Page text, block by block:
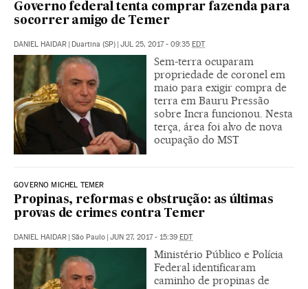
Governo federal tenta comprar fazenda para
socorrer amigo de Temer
DANIEL HAIDAR | Duartina (SP) | JUL 25, 2017 - 09:35 EDT
Sem-terra ocuparam
propriedade de coronel em
maio para exigir compra de
terra em Bauru Pressão
sobre Incra funcionou. Nesta
terça, área foi alvo de nova
ocupação do MST
GOVERNO MICHEL TEMER
Propinas, reformas e obstrução: as últimas
provas de crimes contra Temer
DANIEL HAIDAR | São Paulo | JUN 27, 2017 - 15:39 EDT
Ministério Público e Polícia
Federal identificaram
caminho de propinas de